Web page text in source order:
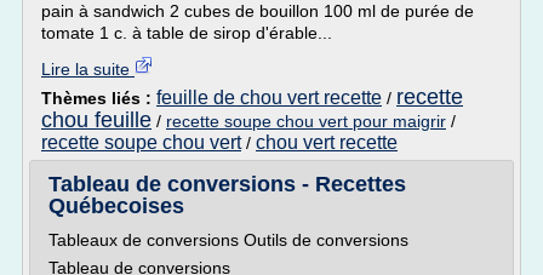
pain à sandwich 2 cubes de bouillon 100 ml de purée de
tomate 1 c. à table de sirop d'érable...
Lire la suite
Thèmes liés : feuille de chou vert recette / recette
chou feuille / recette soupe chou vert pour maigrir /
recette soupe chou vert/ chou vert recette
Tableau de conversions - Recettes
Québecoises
Tableaux de conversions Outils de conversions
Tableau de conversions